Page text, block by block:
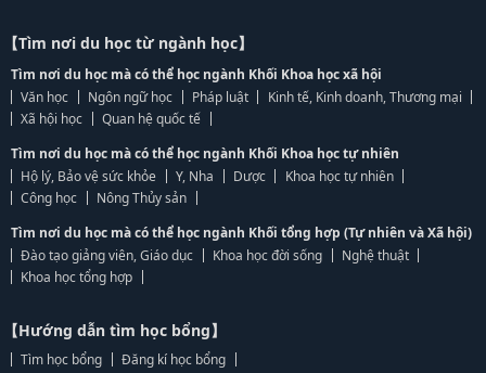
【Tìm nơi du học từ ngành học】
Tìm nơi du học mà có thể học ngành Khối Khoa học xã hội
Văn học
Ngôn ngữ học Pháp luật
Kinh tế, Kinh doanh, Thương mại
Xã hội học
Quan hệ quốc tế
Tìm nơi du học mà có thể học ngành Khối Khoa học tự nhiên
Hộ lý, Bảo vệ sức khỏe
Y, Nha Dược
Khoa học tự nhiên
Công học
Nông Thủy sản
Tìm nơi du học mà có thể học ngành Khối tổng hợp (Tự nhiên và Xã hội)
Đào tạo giảng viên, Giáo dục
Khoa học đời sống
Nghệ thuật
Khoa học tổng hợp
【Hướng dẫn tìm học bổng】
Tìm học bổng
Đăng kí học bổng